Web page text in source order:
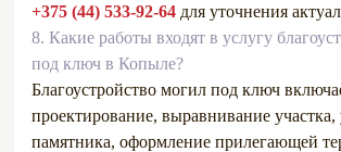
+375 (44) 533-92-64 для уточнения
8. Какие работы входят в услугу
под ключ в Копыле?
Благоустройство могил под ключ
проектирование, выравнивание участка,
памятника, оформление прилегающей